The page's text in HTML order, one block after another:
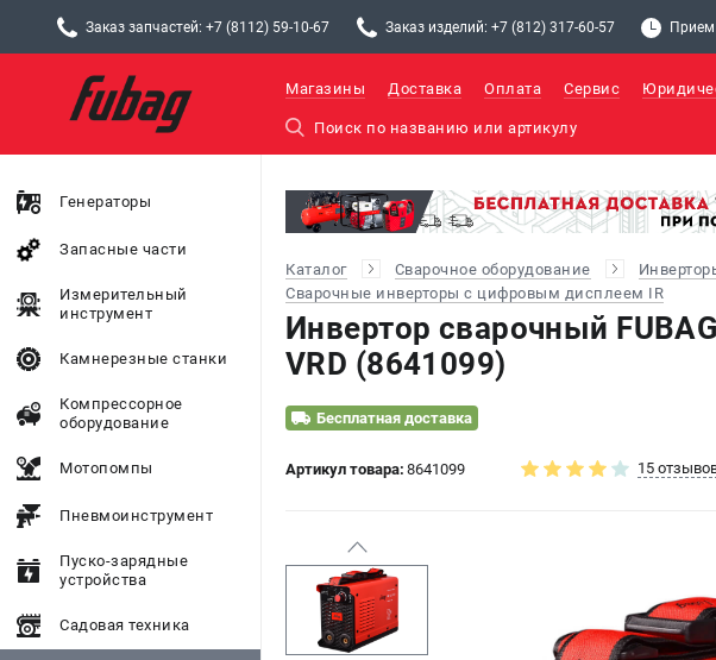
Заказ запчастей: +7 (8112) 59-10-67 Заказ изделий: +7 (812) 317-60-57 Прием
Магазины Доставка Оплата Сервис
Генераторы
Запасные части
Измерительный
инструмент
Камнерезные станки
Компрессорное
оборудование
Мотопомпы
Пневмоинструмент
Пуско-зарядные
устройства
Садовая техника
Каталог Сварочное оборудование
Сварочные инверторы с цифровым дисплеем IR
Инвертор сварочный
VRD (8641099)
Бесплатная доставка
Артикул товара: 8641099 15